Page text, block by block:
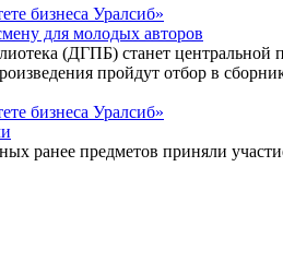
для молодых авторов
(ДГПБ) станет
пройдут отбор в
ранее предметов приняли